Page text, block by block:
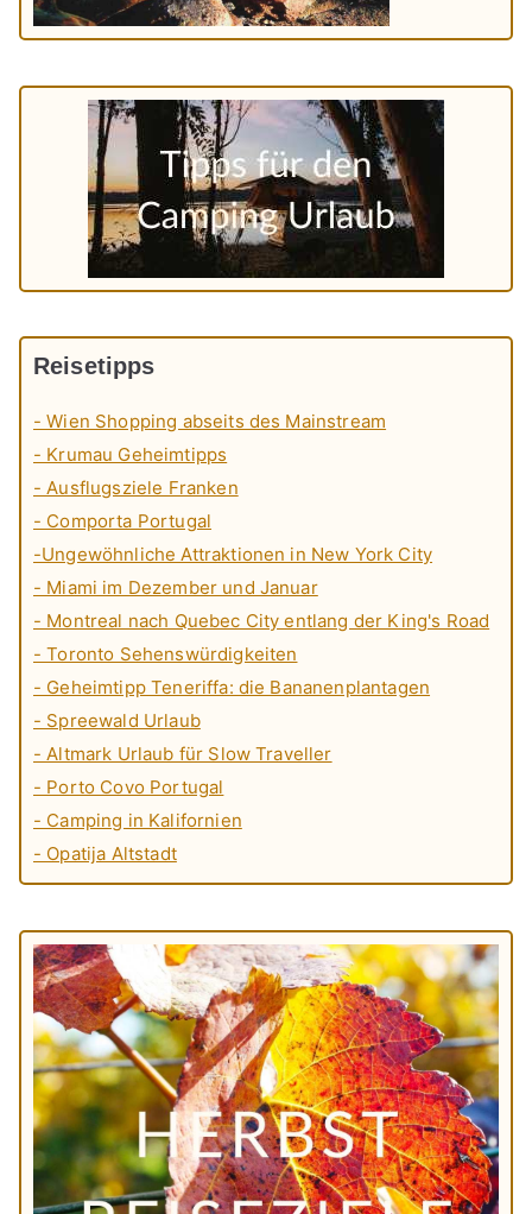
Reisetipps
- Wien Shopping abseits des Mainstream
- Krumau Geheimtipps
- Ausflugsziele Franken
- Comporta Portugal
-Ungewöhnliche Attraktionen in New York City
- Miami im Dezember und Januar
- Montreal nach Quebec City entlang der King's Road
- Toronto Sehenswürdigkeiten
- Geheimtipp Teneriffa: die Bananenplantagen
- Spreewald Urlaub
- Altmark Urlaub für Slow Traveller
- Porto Covo Portugal
- Camping in Kalifornien
- Opatija Altstadt